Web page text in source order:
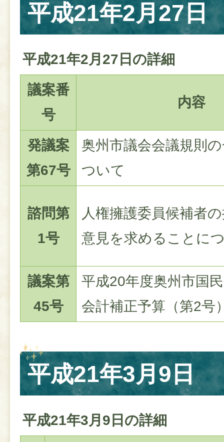
平成21年2月27日
平成21年2月27日の詳細
議案番
号
内容
発議案
第67号
奥州市議会会議規則
ついて
諮問第
1号
人権擁護委員候補者
意見を求めることに
議案第
45号
平成20年度奥州市国
会計補正予算（第2号
平成21年3月9日
平成21年3月9日の詳細